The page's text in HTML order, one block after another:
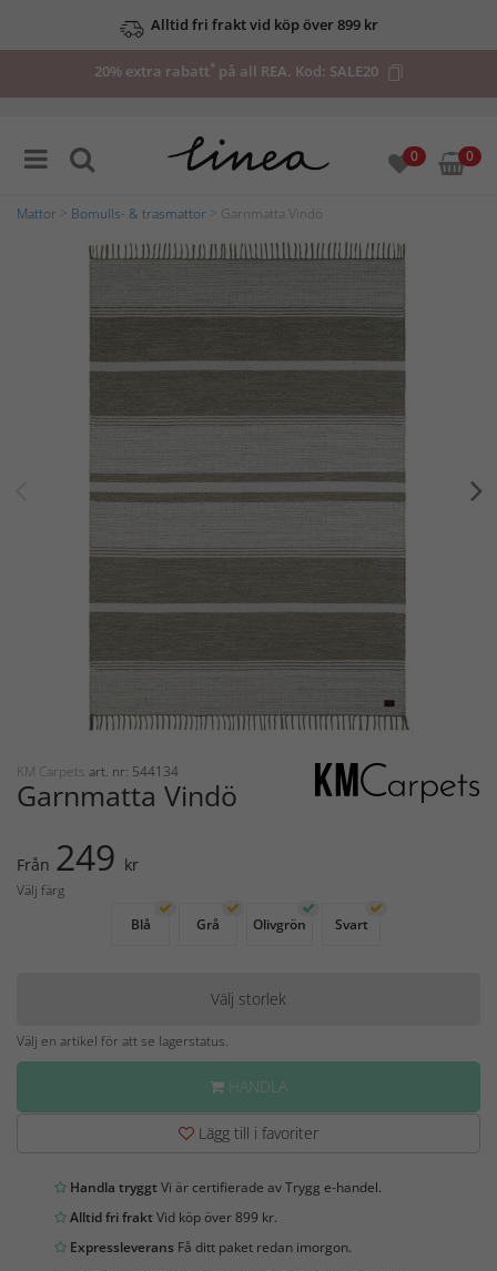
Alltid fri frakt vid köp över 899 kr
20% extra rabatt*på all REA. Kod: SALE20
0 0
Mattor Bomulls- & trasmattor > Garnmatta Vindö
KM Carpets art. nr: 544134
Garnmatta Vindö
Från 249 kr
Välj färg
Blå
Grå Olivgrön Svart
Välj storlek
Välj en artikel för att se lagerstatus.
HANDLA
Lägg till i favoriter
Handla tryggtVi är certifierade av Trygg e-handel.
Alltid fri fraktVid köp över 899 kr.
Expressleverans Få ditt paket redan imorgon.